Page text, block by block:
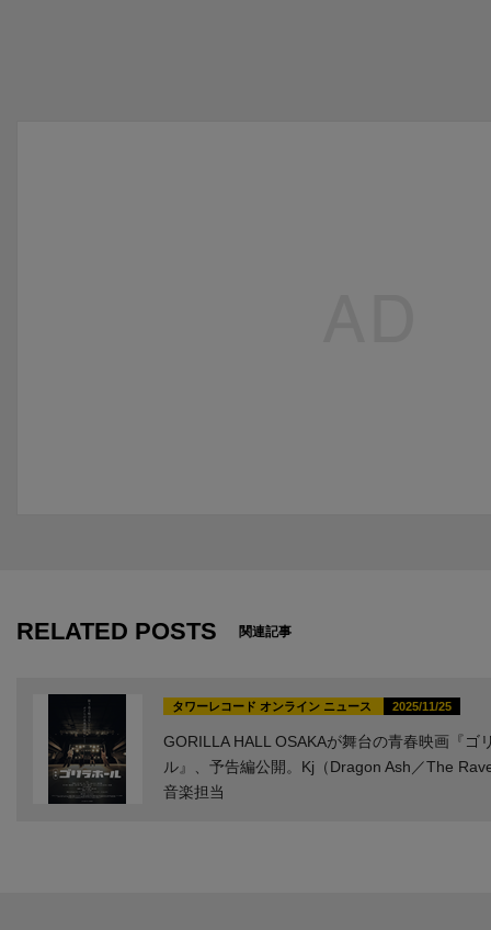
RELATED POSTS 関連記事
タワーレコード オンライン ニュース 2025/11/25
GORILLA HALL OSAKAが舞台の青春映画『ゴ
ル』、予告編公開。Kj（Dragon Ash／The
音楽担当